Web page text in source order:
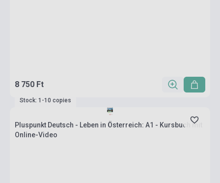
8 750 Ft
Stock: 1-10 copies
Pluspunkt Deutsch - Leben in Österreich: A1 - Kursbuch mit
Online-Video